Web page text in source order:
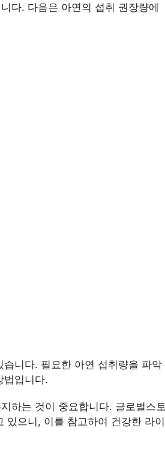
다. 다음은 아연의 섭취 권장량에
니다. 필요한 아연 섭취량을 파악
법입니다.
하는 것이 중요합니다. 글로벌스토
있으니, 이를 참고하여 건강한 라이